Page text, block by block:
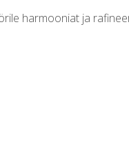
harmooniat ja